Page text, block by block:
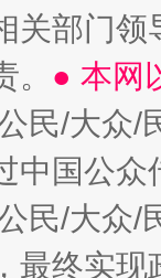
关部门
● 本网
民/大众
中国公
民/大众
最终实